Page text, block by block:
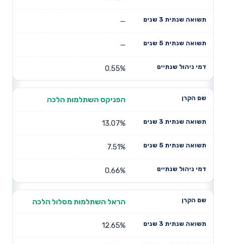
—
—
0.55%
הפניקס השתלמות הלכה
13.07%
7.51%
0.66%
הראל השתלמות מסלול הלכה
12.65%